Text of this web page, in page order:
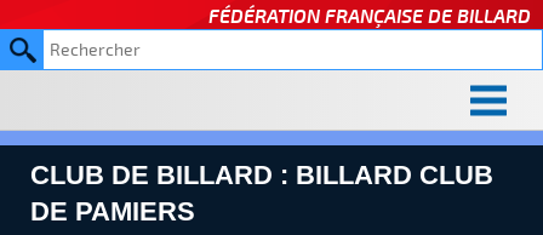
FÉDÉRATION FRANÇAISE DE BILLARD
CLUB DE BILLARD : BILLARD CLUB
DE PAMIERS